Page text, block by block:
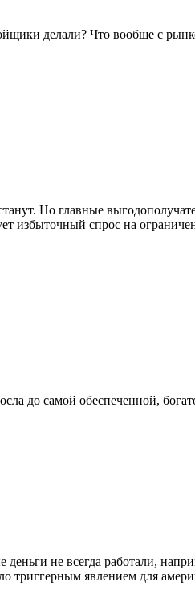
делали? Что вообще с
Но главные
избыточный спрос на
до самой обеспеченной,
не всегда работали,
триггерным явлением для